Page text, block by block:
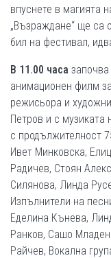
впуснете в магията
„Възраждане“ ще са
бил на фестивал,
В 11.00 часа
анимационен филм
режисьора и
Петров и с
с продължителност
Ивет Минковска,
Радичев, Стоян
Силянова, Линда
Изпълнители на
Еделина Кънева,
Ранков, Сашо
Райчев, Вокална